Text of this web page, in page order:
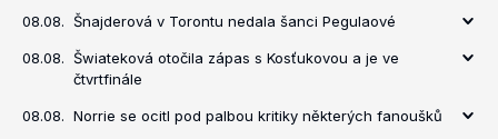
08.08. Šnajderová v Torontu nedala šanci Pegulaové
08.08. Šwiateková otočila zápas s Kosťukovou a je ve
čtvrtfinále
08.08. Norrie se ocitl pod palbou kritiky některých fanoušků